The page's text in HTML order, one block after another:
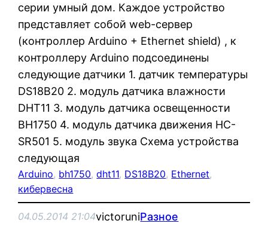
серии умный дом. Каждое устройство
представляет собой web-сервер
(контроллер Arduino + Ethernet shield) , к
контроллеру Arduino подсоединены
следующие датчики 1. датчик температуры
DS18B20 2. модуль датчика влажности
DHT11 3. модуль датчика освещенности
BH1750 4. модуль датчика движения HC-
SR501 5. модуль звука Схема устройства
следующая
Arduino, bh1750, dht11, DS18B20, Ethernet
кибервесна
04.05.2014 21:04victoruniРазное